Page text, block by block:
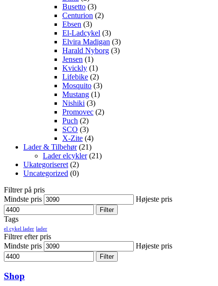
Busetto (3)
Centurion (2)
Ebsen (3)
El-Ladcykel (3)
Elvira Madigan (3)
Harald Nyborg (3)
Jensen (1)
Kvickly (1)
Lifebike (2)
Mosquito (3)
Mustang (1)
Nishiki (3)
Promovec (2)
Puch (2)
SCO (3)
X-Zite (4)
Lader & Tilbehør (21)
Lader elcykler (21)
Ukategoriseret (2)
Uncategorized (0)
Filtrer på pris
Mindste pris
Højeste pris
Filter
Tags
el cykel lader lader
Filtrer efter pris
Mindste pris
Højeste pris
Filter
Shop